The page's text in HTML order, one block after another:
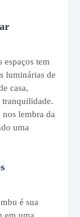
espaços tem
luminárias de
casa,
tranquilidade.
lembra da
uma
é sua
em uma